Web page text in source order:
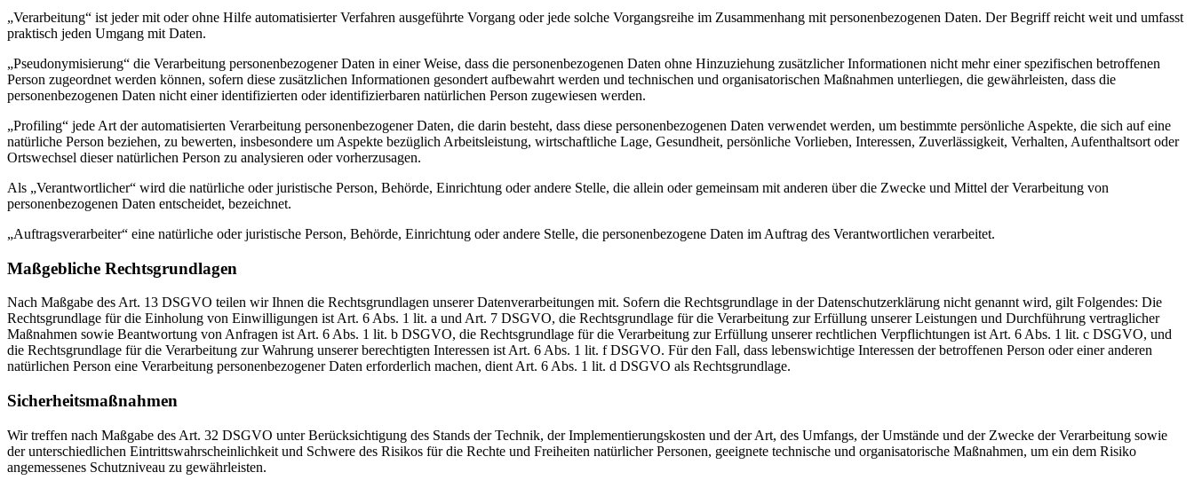
„Verarbeitung“ ist jeder mit oder ohne Hilfe automatisierter Verfahren ausgeführte Vorgang oder jede solche Vorgangsreihe im Zusammenhang mit personenbezogenen Daten. Der Begriff reicht weit und umfasst
praktisch jeden Umgang mit Daten.
„Pseudonymisierung“ die Verarbeitung personenbezogener Daten in einer Weise, dass die personenbezogenen Daten ohne Hinzuziehung zusätzlicher Informationen nicht mehr einer spezifischen betroffenen
Person zugeordnet werden können, sofern diese zusätzlichen Informationen gesondert aufbewahrt werden und technischen und organisatorischen Maßnahmen unterliegen, die gewährleisten, dass die
personenbezogenen Daten nicht einer identifizierten oder identifizierbaren natürlichen Person zugewiesen werden.
„Profiling“ jede Art der automatisierten Verarbeitung personenbezogener Daten, die darin besteht, dass diese personenbezogenen Daten verwendet werden, um bestimmte persönliche Aspekte, die sich auf eine
natürliche Person beziehen, zu bewerten, insbesondere um Aspekte bezüglich Arbeitsleistung, wirtschaftliche Lage, Gesundheit, persönliche Vorlieben, Interessen, Zuverlässigkeit, Verhalten, Aufenthaltsort oder
Ortswechsel dieser natürlichen Person zu analysieren oder vorherzusagen.
Als „Verantwortlicher“ wird die natürliche oder juristische Person, Behörde, Einrichtung oder andere Stelle, die allein oder gemeinsam mit anderen über die Zwecke und Mittel der Verarbeitung von
personenbezogenen Daten entscheidet, bezeichnet.
„Auftragsverarbeiter“ eine natürliche oder juristische Person, Behörde, Einrichtung oder andere Stelle, die personenbezogene Daten im Auftrag des Verantwortlichen verarbeitet.
Maßgebliche Rechtsgrundlagen
Nach Maßgabe des Art. 13 DSGVO teilen wir Ihnen die Rechtsgrundlagen unserer Datenverarbeitungen mit. Sofern die Rechtsgrundlage in der Datenschutzerklärung nicht genannt wird, gilt Folgendes: Die
Rechtsgrundlage für die Einholung von Einwilligungen ist Art. 6 Abs. 1 lit. a und Art. 7 DSGVO, die Rechtsgrundlage für die Verarbeitung zur Erfüllung unserer Leistungen und Durchführung vertraglicher
Maßnahmen sowie Beantwortung von Anfragen ist Art. 6 Abs. 1 lit. b DSGVO, die Rechtsgrundlage für die Verarbeitung zur Erfüllung unserer rechtlichen Verpflichtungen ist Art. 6 Abs. 1 lit. c DSGVO, und
die Rechtsgrundlage für die Verarbeitung zur Wahrung unserer berechtigten Interessen ist Art. 6 Abs. 1 lit. f DSGVO. Für den Fall, dass lebenswichtige Interessen der betroffenen Person oder einer anderen
natürlichen Person eine Verarbeitung personenbezogener Daten erforderlich machen, dient Art. 6 Abs. 1 lit. d DSGVO als Rechtsgrundlage.
Sicherheitsmaßnahmen
Wir treffen nach Maßgabe des Art. 32 DSGVO unter Berücksichtigung des Stands der Technik, der Implementierungskosten und der Art, des Umfangs, der Umstände und der Zwecke der Verarbeitung sowie
der unterschiedlichen Eintrittswahrscheinlichkeit und Schwere des Risikos für die Rechte und Freiheiten natürlicher Personen, geeignete technische und organisatorische Maßnahmen, um ein dem Risiko
angemessenes Schutzniveau zu gewährleisten.